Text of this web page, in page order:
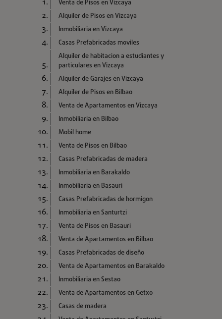
Venta de Pisos en Vizcaya
Alquiler de Pisos en Vizcaya
Inmobiliaria en Vizcaya
Casas Prefabricadas moviles
Alquiler de habitacion a estudiantes y
particulares en Vizcaya
Alquiler de Garajes en Vizcaya
Alquiler de Pisos en Bilbao
Venta de Apartamentos en Vizcaya
Inmobiliaria en Bilbao
Mobil home
Venta de Pisos en Bilbao
Casas Prefabricadas de madera
Inmobiliaria en Barakaldo
Inmobiliaria en Basauri
Casas Prefabricadas de hormigon
Inmobiliaria en Santurtzi
Venta de Pisos en Basauri
Venta de Apartamentos en Bilbao
Casas Prefabricadas de diseño
Venta de Apartamentos en Barakaldo
Inmobiliaria en Sestao
Venta de Apartamentos en Getxo
Casas de madera